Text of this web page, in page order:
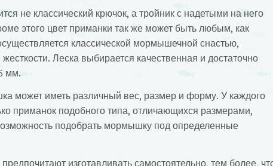
не классический крючок, а тройник с надетыми на него
этого цвет приманки так же может быть любым, как
классической мормышечной снастью,
Леска выбирается качественная и достаточно
мм.
может иметь различный вес, размер и форму. У каждого
приманок подобного типа, отличающихся размерами,
подобрать мормышку под определенные
изготавливать самостоятельно, тем более,